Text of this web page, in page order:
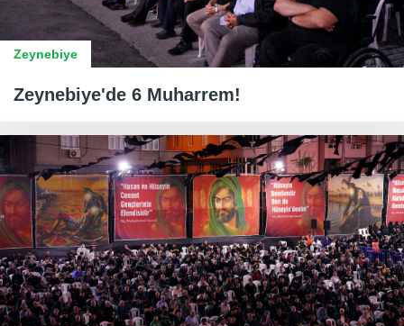
Zeynebiye
Zeynebiye'de 6 Muharrem!